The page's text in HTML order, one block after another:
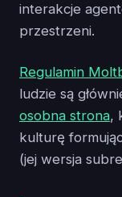
interakcje
przestrzeni.
Regulamin
ludzie są
osobna strona,
kulturę
(jej wersja